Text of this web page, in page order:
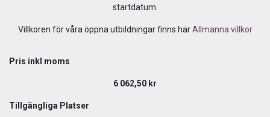
startdatum.
Villkoren för våra öppna utbildningar finns härAllmänna villkor
Pris inkl moms
6 062,50 kr
Tillgängliga Platser